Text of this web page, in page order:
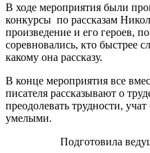
В ходе мероприятия были
конкурсы по рассказам
произведение и его героев,
соревновались, кто быстрее
какому она рассказу.
В конце мероприятия все
писателя рассказывают о
преодолевать трудности,
умелыми.
Подготовила